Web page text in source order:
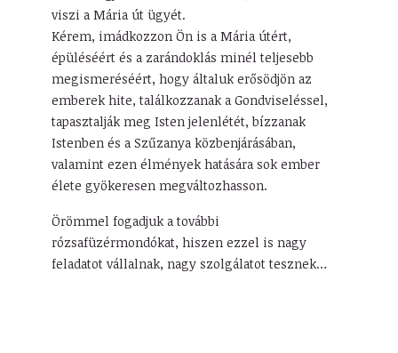
viszi a Mária út ügyét.
Kérem, imádkozzon Ön is a Mária útért,
épüléséért és a zarándoklás minél teljesebb
megismeréséért, hogy általuk erősödjön az
emberek hite, találkozzanak a Gondviseléssel,
tapasztalják meg Isten jelenlétét, bízzanak
Istenben és a Szűzanya közbenjárásában,
valamint ezen élmények hatására sok ember
élete gyökeresen megváltozhasson.
Örömmel fogadjuk a további
rózsafüzérmondókat, hiszen ezzel is nagy
feladatot vállalnak, nagy szolgálatot tesznek…